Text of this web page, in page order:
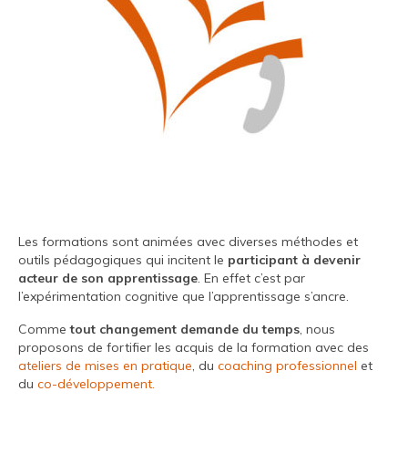
Les formations sont animées avec diverses méthodes et
outils pédagogiques qui incitent le participant à devenir
acteur de son apprentissage. En effet c’est par
l’expérimentation cognitive que l’apprentissage s’ancre.
Commetout changement demande du temps, nous
proposons de fortifier les acquis de la formation avec des
ateliers de mises en pratique, du coaching professionnel et
du co-développement.